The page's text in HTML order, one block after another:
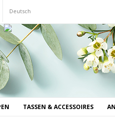
Deutsch
TASSEN & ACCESSOIRES